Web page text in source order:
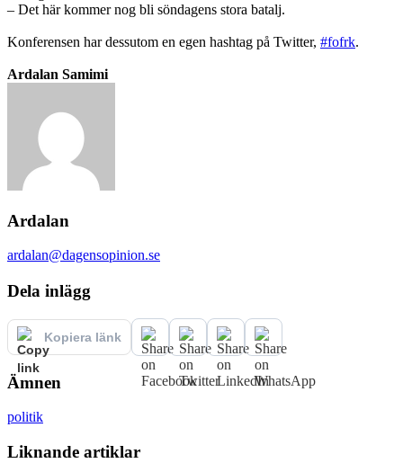
– Det här kommer nog bli söndagens stora batalj.
Konferensen har dessutom en egen hashtag på Twitter, #fofrk.
Ardalan Samimi
Ardalan
ardalan@dagensopinion.se
Dela inlägg
Kopiera länk
Ämnen
politik
Liknande artiklar